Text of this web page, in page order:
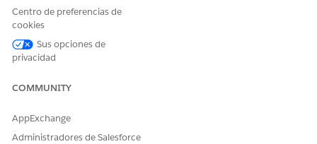
Configure un conector para sincronizar datos externos
Cargue los datos externos en formato CSV, tras asegurarse
de que el archivo CSV contiene las columnas
mencionadas en
predecir emisiones de cadena de suministros para crear una
que contengan los datos externos.
Centro de preferencias de
cookies
Sus opciones de
privacidad
COMMUNITY
AppExchange
Administradores de Salesforce